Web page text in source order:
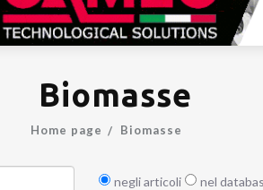
Biomasse
Home page Biomasse
negli articoli nel